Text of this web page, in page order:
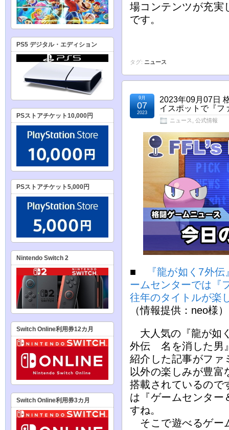
場コンテンツが充実
です。
タグ: ニュース
2023年09月07日
イスポットで『フ
ニュース 公式情報
9月
07
2023
■
『龍が如く7外
ームセンターでは『
往年のタイトルが楽
（情報提供：neo様）
大人気の『龍が如
外伝 名を消した男
紹介した記事がファ
以外の楽しみが豊富
搭載されているので
は『ゲームセンター
すね。
そこで遊べるゲー
PS5 デジタル・エディション
PSストアチケット10,000円
PSストアチケット5,000円
Nintendo Switch 2
Switch Online利用券12カ月
Switch Online利用券3カ月